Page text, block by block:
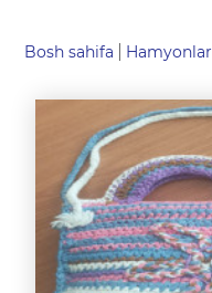
Bosh sahifa Hamyonlar